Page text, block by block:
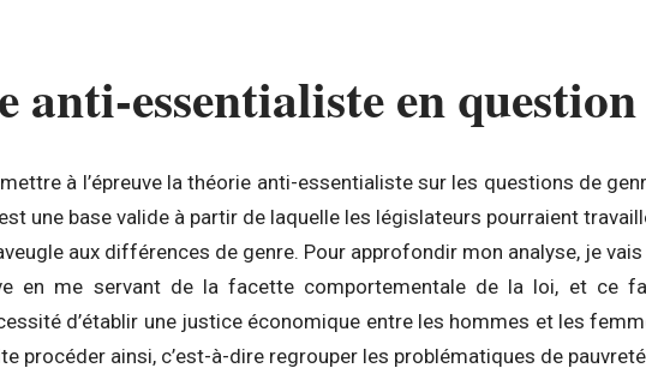
anti-essentialiste en question
à l’épreuve la théorie anti-essentialiste sur les questions de
une base valide à partir de laquelle les législateurs pourraient
aux différences de genre. Pour approfondir mon analyse, je
en me servant de la facette comportementale de la loi, et ce
d’établir une justice économique entre les hommes et les
procéder ainsi, c’est-à-dire regrouper les problématiques de